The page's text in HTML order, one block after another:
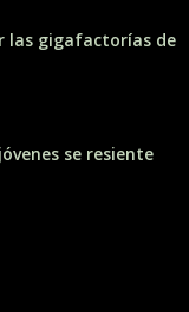
las gigafactorías de
se resiente